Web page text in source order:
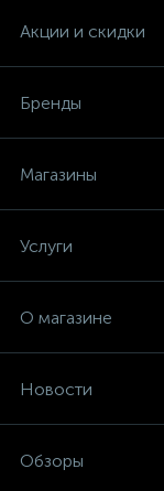
Акции и скидки
Бренды
Магазины
Услуги
О магазине
Новости
Обзоры